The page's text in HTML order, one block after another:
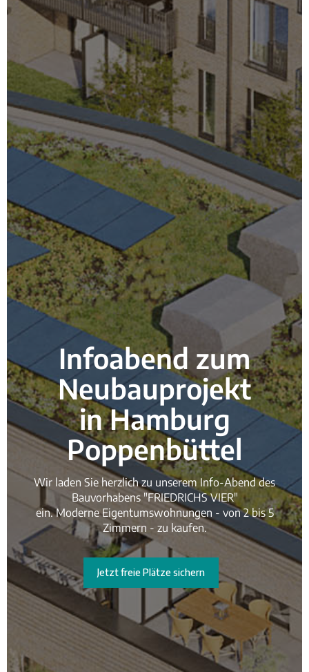
Infoabend zum
Neubauprojekt
in Hamburg
Poppenbüttel
Wir laden Sie herzlich zu unserem Info-Abend des
Bauvorhabens "FRIEDRICHS VIER"
ein. Moderne Eigentumswohnungen - von 2 bis 5
Zimmern - zu kaufen.
Jetzt freie Plätze sichern